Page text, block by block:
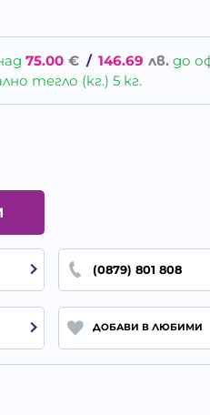
75.00 € / 146.69 лв. до
тегло (кг.) 5 кг.
(0879) 801 808
ДОБАВИ В ЛЮБИМИ